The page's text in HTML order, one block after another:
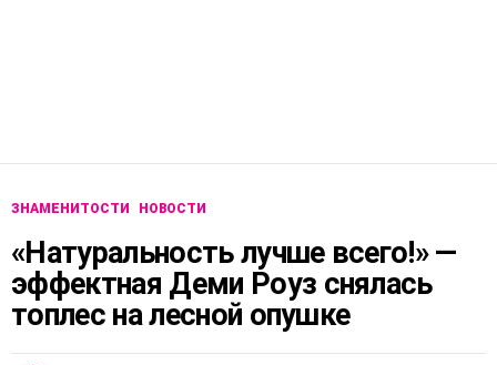
ЗНАМЕНИТОСТИ НОВОСТИ
«Натуральность лучше всего!» —
эффектная Деми Роуз снялась
топлес на лесной опушке